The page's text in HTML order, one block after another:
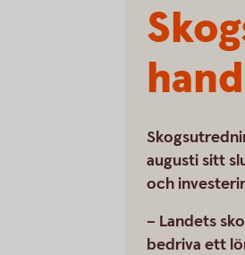
augusti sitt
och
– Landets
bedriva ett